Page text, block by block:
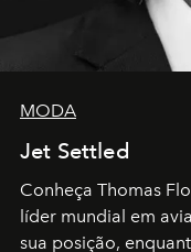
MODA
Jet Settled
Conheça Thomas
líder mundial em
sua posição,